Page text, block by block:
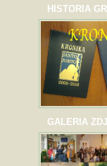
HISTORIA
GALERIA